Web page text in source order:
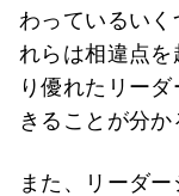
わっているい
れらは相違点を
り優れたリー
きることが分か
また、リーダ